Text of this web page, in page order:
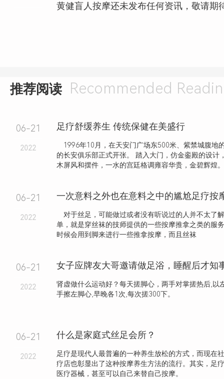
黄健盲人按摩还未发布任何资讯，敬请期
推荐阅读 Recommended
06-21
2022
足疗舒缓养生 传统保健在美盛行
1996年10月，在天安门广场东500米、紫禁城腹地
的长安俱乐部正式开张。 踏入大门，仿金銮殿的设计
木屏风和摆件，一水的宫廷格调雍容华贵，金碧辉煌。
06-21
2022
一次意料之外也在意料之中的尴尬足疗按
对于丝足，可能做过或者没有听说过的人并不太了
单，就是穿丝袜的技师提供的一些按摩推拿之类的服
时候会用到脚来进行一些推拿按摩，而且丝袜
06-21
2022
肾虚做什么运动好？每天搓脚心，两手对掌搓热后,以
手擦左脚心,早晚各1次,每次搓300下。
06-21
2022
什么是家庭式丝足会所？
足疗是现代人最普遍的一种养生放松的方式，而现在
疗店也彰显出了这种按摩养生方法的流行。其实，足
医疗器械，甚至可以自己来替自己按摩。